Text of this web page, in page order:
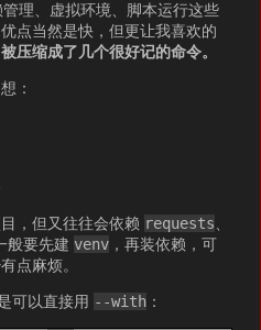
理、虚拟环境、脚本运行这些
点当然是快，但更让我喜欢的
压缩成了几个很好记的命令。
：
，但又往往会依赖 requests、
般要先建 venv ，再装依赖，可
点麻烦。
可以直接用 --with ：